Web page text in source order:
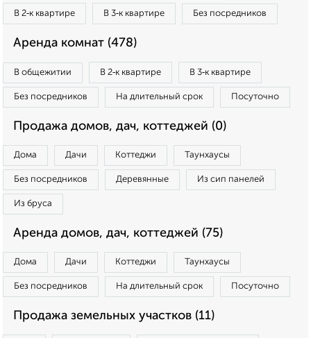
В 2‑к квартире В 3‑к квартире Без посредников
Аренда комнат (478)
В общежитии В 2‑к квартире В 3‑к квартире
Без посредников На длительный срок Посуточно
Продажа домов, дач, коттеджей (0)
Дома Дачи Коттеджи Таунхаусы
Без посредников Деревянные Из сип панелей
Из бруса
Аренда домов, дач, коттеджей (75)
Дома Дачи Коттеджи Таунхаусы
Без посредников На длительный срок Посуточно
Продажа земельных участков (11)